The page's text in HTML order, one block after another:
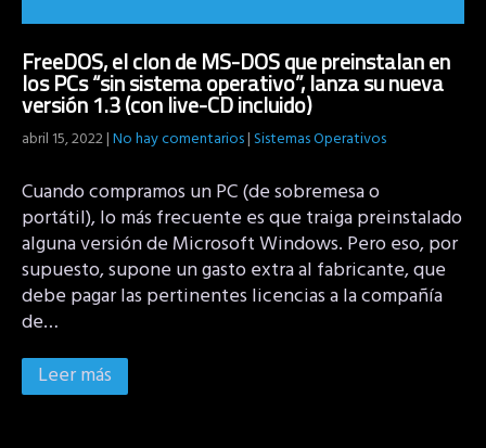
FreeDOS, el clon de MS-DOS que preinstalan en
los PCs “sin sistema operativo”, lanza su nueva
versión 1.3 (con live-CD incluido)
abril 15, 2022|No hay comentarios|Sistemas Operativos
Cuando compramos un PC (de sobremesa o
portátil), lo más frecuente es que traiga preinstalado
alguna versión de Microsoft Windows. Pero eso, por
supuesto, supone un gasto extra al fabricante, que
debe pagar las pertinentes licencias a la compañía
de…
Leer más